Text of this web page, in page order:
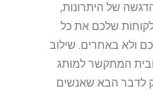
של היתרונות,
שלכם את כל
ולא באחרים. שילוב
המתקשר למותג
לדבר הבא שאנשים